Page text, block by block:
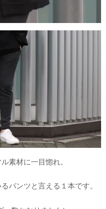
素材に一目惚れ。
パンツと言える１本です。